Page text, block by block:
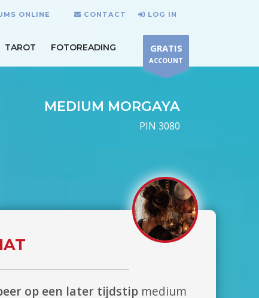
ONLINE CONTACT LOG IN
TAROT FOTOREADING GRATIS
ACCOUNT
MEDIUM MORGAYA
PIN 3080
op een later tijdstip medium